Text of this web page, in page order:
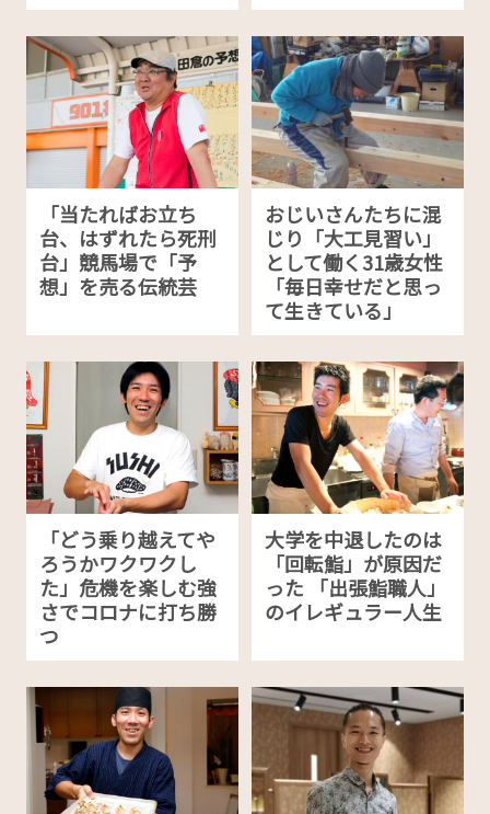
「当たればお立ち
台、はずれたら死刑
台」競馬場で「予
想」を売る伝統芸
おじいさんたちに混
じり「大工見習い」
として働く31歳女性
「毎日幸せだと思っ
て生きている」
「どう乗り越えてや
ろうかワクワクし
た」危機を楽しむ強
さでコロナに打ち勝
つ
大学を中退したのは
「回転鮨」が原因だ
った 「出張鮨職人」
のイレギュラー人生